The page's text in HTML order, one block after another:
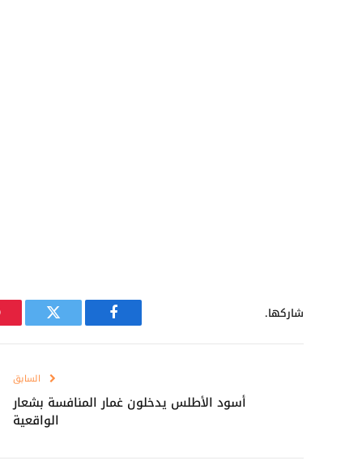
شاركها.
فيسبوك تويتر
السابق
أسود الأطلس يدخلون غمار المنافسة بشعار
الواقعية